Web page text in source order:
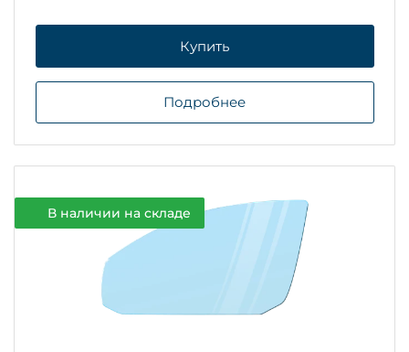
Купить
Подробнее
В наличии на складе